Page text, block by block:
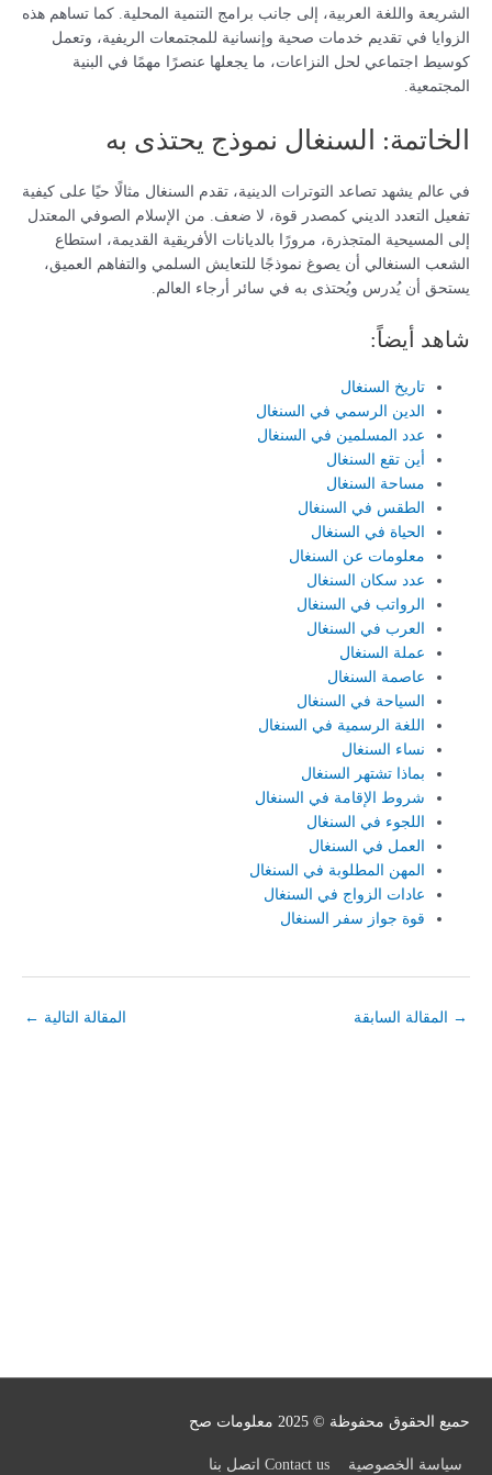
الشريعة واللغة العربية، إلى جانب برامج التنمية المحلية. كما تساهم هذه
الزوايا في تقديم خدمات صحية وإنسانية للمجتمعات الريفية، وتعمل
كوسيط اجتماعي لحل النزاعات، ما يجعلها عنصرًا مهمًا في البنية
المجتمعية.
الخاتمة: السنغال نموذج يحتذى به
في عالم يشهد تصاعد التوترات الدينية، تقدم السنغال مثالًا حيًا على كيفية
تفعيل التعدد الديني كمصدر قوة، لا ضعف. من الإسلام الصوفي المعتدل
إلى المسيحية المتجذرة، مرورًا بالديانات الأفريقية القديمة، استطاع
الشعب السنغالي أن يصوغ نموذجًا للتعايش السلمي والتفاهم العميق،
يستحق أن يُدرس ويُحتذى به في سائر أرجاء العالم.
شاهد أيضاً:
تاريخ السنغال
الدين الرسمي في السنغال
عدد المسلمين في السنغال
أين تقع السنغال
مساحة السنغال
الطقس في السنغال
الحياة في السنغال
معلومات عن السنغال
عدد سكان السنغال
الرواتب في السنغال
العرب في السنغال
عملة السنغال
عاصمة السنغال
السياحة في السنغال
اللغة الرسمية في السنغال
نساء السنغال
بماذا تشتهر السنغال
شروط الإقامة في السنغال
اللجوء في السنغال
العمل في السنغال
المهن المطلوبة في السنغال
عادات الزواج في السنغال
قوة جواز سفر السنغال
→ المقالة السابقة المقالة التالية ←
حميع الحقوق محفوظة © 2025 معلومات صح
سياسة الخصوصية Contact us اتصل بنا